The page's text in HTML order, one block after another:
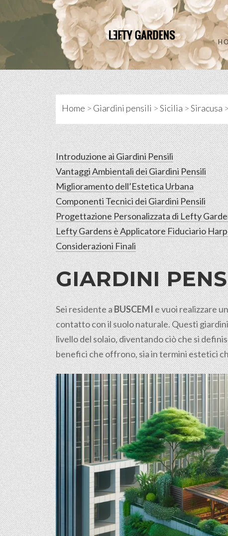
to
Home > Giardini pensili >Sicilia >Siracusa >
Introduzione ai Giardini Pensili
Vantaggi Ambientali dei Giardini Pensili
Miglioramento dell’Estetica Urbana
Componenti Tecnici dei Giardini Pensili
Progettazione Personalizzata di Lefty
Lefty Gardens è Applicatore Fiduciario
Considerazioni Finali
GIARDINI
Sei residente aBUSCEMIe vuoi realizzare
contatto con il suolonaturale. Questi
livello del solaio, diventando ciò che si
benefici che offrono, sia in termini estetici